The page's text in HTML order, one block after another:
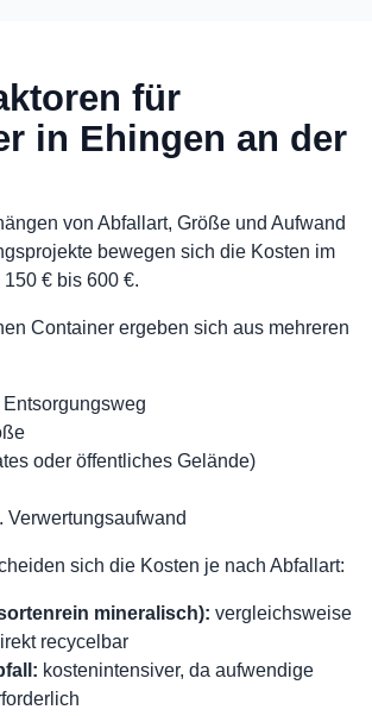
für
in Ehingen an der
von Abfallart, Größe und Aufwand
bewegen sich die Kosten im
€ bis 600 €.
Container ergeben sich aus mehreren
oder öffentliches Gelände)
Verwertungsaufwand
sich die Kosten je nach Abfallart:
mineralisch): vergleichsweise
recycelbar
kostenintensiver, da aufwendige